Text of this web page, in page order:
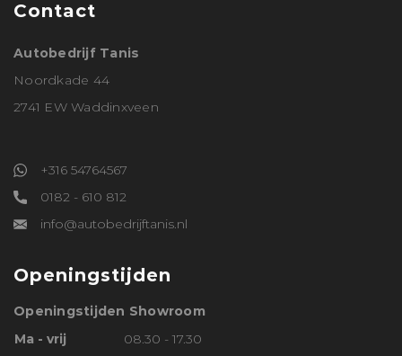
Contact
Autobedrijf Tanis
Noordkade 44
2741 EW Waddinxveen
+316 54764567
0182 - 610 812
info@autobedrijftanis.nl
Openingstijden
Openingstijden Showroom
Ma - vrij
08.30 - 17.30